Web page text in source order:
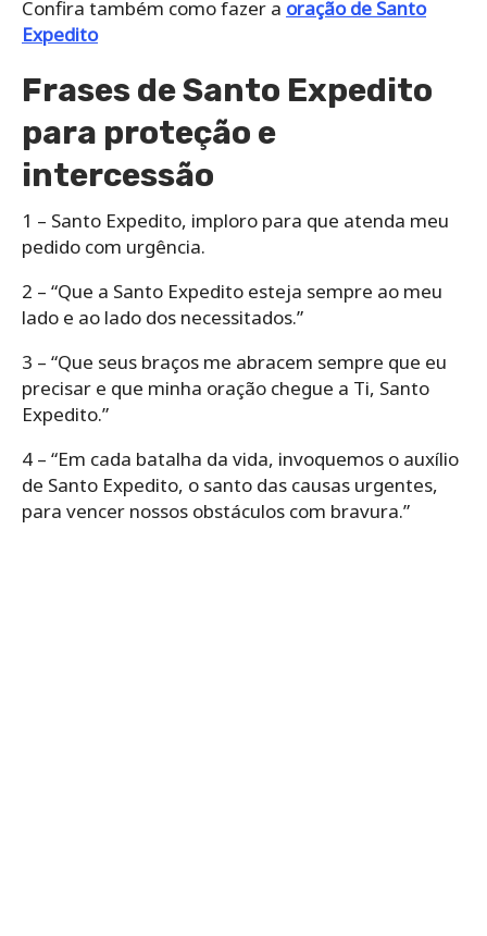
Confira também como fazer a oração de Santo
Expedito
Frases de Santo Expedito
para proteção e
intercessão
1 – Santo Expedito, imploro para que atenda meu
pedido com urgência.
2 – “Que a Santo Expedito esteja sempre ao meu
lado e ao lado dos necessitados.”
3 – “Que seus braços me abracem sempre que eu
precisar e que minha oração chegue a Ti, Santo
Expedito.”
4 – “Em cada batalha da vida, invoquemos o auxílio
de Santo Expedito, o santo das causas urgentes,
para vencer nossos obstáculos com bravura.”